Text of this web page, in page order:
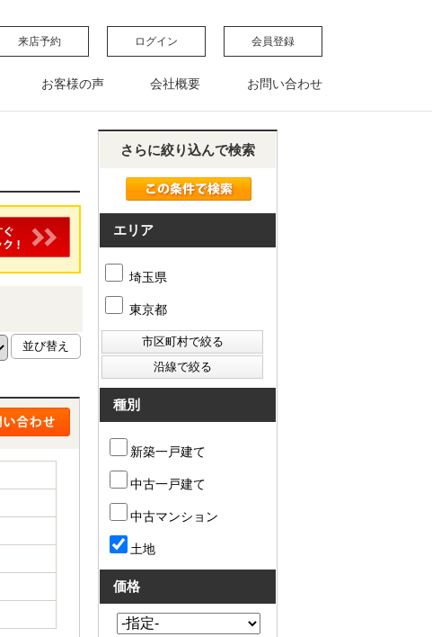
来店予約 ログイン 会員登録
お客様の声 会社概要 お問い合わせ
さらに絞り込んで検索
エリア
埼玉県
東京都
種別
新築一戸建て
中古一戸建て
中古マンション
土地
価格